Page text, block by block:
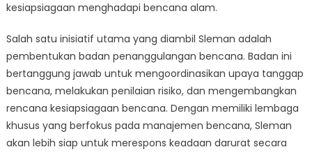
kesiapsiagaan menghadapi bencana alam.
Salah satu inisiatif utama yang diambil Sleman adalah
pembentukan badan penanggulangan bencana. Badan ini
bertanggung jawab untuk mengoordinasikan upaya tanggap
bencana, melakukan penilaian risiko, dan mengembangkan
rencana kesiapsiagaan bencana. Dengan memiliki lembaga
khusus yang berfokus pada manajemen bencana, Sleman
akan lebih siap untuk merespons keadaan darurat secara